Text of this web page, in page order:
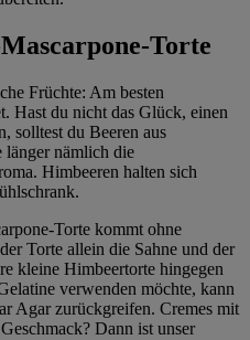
Torte
Früchte: Am besten
Hast du nicht das Glück, einen
solltest du Beeren aus
länger nämlich die
Himbeeren halten sich
Torte kommt ohne
Torte allein die Sahne und der
kleine Himbeertorte hingegen
verwenden möchte, kann
Agar zurückgreifen. Cremes mit
Dann ist unser